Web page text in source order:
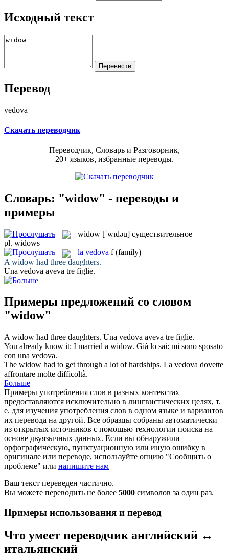
Исходный текст
Перевод
vedova
Скачать переводчик
Переводчик, Словарь и Разговорник,
20+ языков, избранные переводы.
Словарь: "widow" - переводы и
примеры
widow [ˈwɪdəu] существительное
pl. widows
la vedova f (family)
A widow had three daughters.
Una vedova aveva tre figlie.
Примеры предложений со словом
"widow"
A widow had three daughters. Una vedova aveva tre figlie.
You already know it: I married a widow. Già lo sai: mi sono sposato
con una vedova.
The widow had to get through a lot of hardships. La vedova dovette
affrontare molte difficoltà.
Больше
Примеры употребления слов в разных контекстах
предоставляются исключительно в лингвистических целях, т.
е. для изучения употребления слов в одном языке и вариантов
их перевода на другой. Все образцы собраны автоматически
из открытых источников с помощью технологии поиска на
основе двуязычных данных. Если вы обнаружили
орфографическую, пунктуационную или иную ошибку в
оригинале или переводе, используйте опцию "Сообщить о
проблеме" или напишите нам
Ваш текст переведен частично.
Вы можете переводить не более 5000 символов за один раз.
Примеры использования и перевод
Что умеет переводчик английский ↔
итальянский